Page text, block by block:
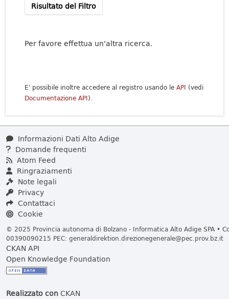
Risultato del Filtro
Per favore effettua un'altra ricerca.
E' possibile inoltre accedere al registro usando le API (vedi
Documentazione API).
Informazioni Dati Alto Adige
Domande frequenti
Atom Feed
Ringraziamenti
Note legali
Privacy
Contattaci
Cookie
© 2025 Provincia autonoma di Bolzano - Informatica Alto Adige SPA •
00390090215 PEC: generaldirektion.direzionegenerale@pec.prov.bz.it
CKAN API
Open Knowledge Foundation
Realizzato conCKAN